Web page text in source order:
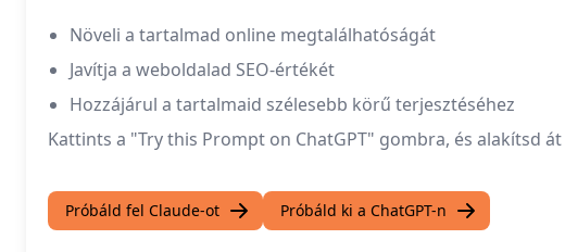
Növeli a tartalmad online megtalálhatóságát
Javítja a weboldalad SEO-értékét
Hozzájárul a tartalmaid szélesebb körű terjesztéséhez
Kattints a "Try this Prompt on ChatGPT" gombra, és alakítsd
Próbáld fel Claude-ot Próbáld ki a ChatGPT-n